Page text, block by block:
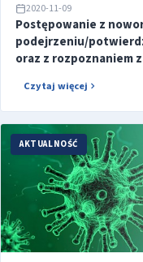
2020-11-09
Postępowanie z
podejrzeniu/
oraz z rozpoznaniem
Czytaj więcej
AKTUALNOŚĆ